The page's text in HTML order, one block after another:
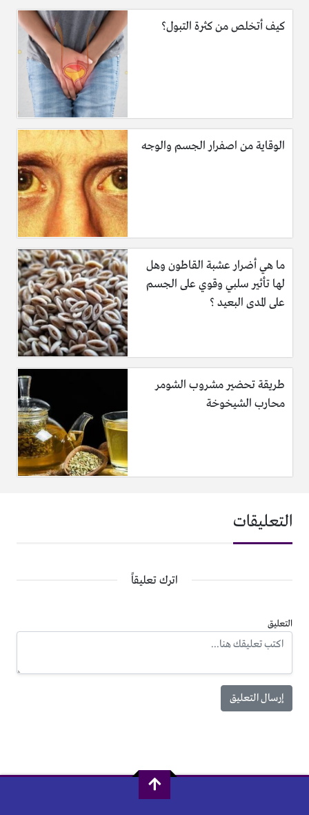
كيف أتخلص من كثرة التبول؟
الوقاية من اصفرار الجسم والوجه
ما هي أضرار عشبة القاطون وهل
لها تأثير سلبي وقوي على الجسم
على المدى البعيد ؟
طريقة تحضير مشروب الشومر
محارب الشيخوخة
التعليقات
اترك تعليقاً
التعليق